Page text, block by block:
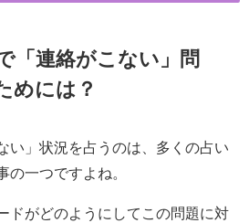
「連絡がこない」問
めには？
い」状況を占うのは、多くの占い
の一つですよね。
ドがどのようにしてこの問題に対